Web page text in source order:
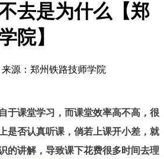
去是为什么【郑
院】
源：郑州铁路技师学院
于课堂学习，而课堂效率高不高，很
是否认真听课，倘若上课开小差，就
的讲解，导致课下花费很多时间去理